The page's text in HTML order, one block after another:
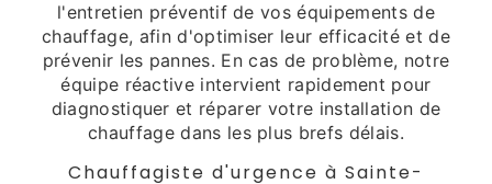
l'entretien préventif de vos équipements de
chauffage, afin d'optimiser leur efficacité et de
prévenir les pannes. En cas de problème, notre
équipe réactive intervient rapidement pour
diagnostiquer et réparer votre installation de
chauffage dans les plus brefs délais.
Chauffagiste d'urgence à Sainte-